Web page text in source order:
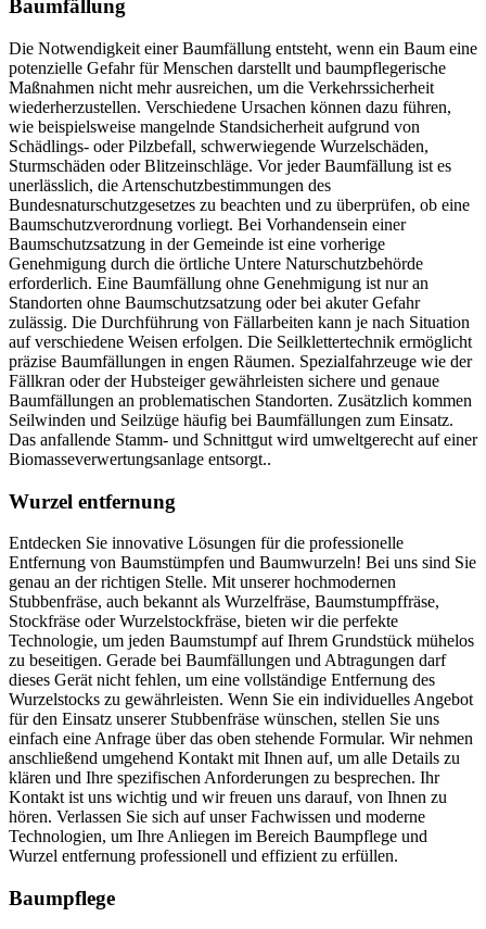
Baumfällung
Die Notwendigkeit einer Baumfällung entsteht, wenn ein Baum eine
potenzielle Gefahr für Menschen darstellt und baumpflegerische
Maßnahmen nicht mehr ausreichen, um die Verkehrssicherheit
wiederherzustellen. Verschiedene Ursachen können dazu führen,
wie beispielsweise mangelnde Standsicherheit aufgrund von
Schädlings- oder Pilzbefall, schwerwiegende Wurzelschäden,
Sturmschäden oder Blitzeinschläge. Vor jeder Baumfällung ist es
unerlässlich, die Artenschutzbestimmungen des
Bundesnaturschutzgesetzes zu beachten und zu überprüfen, ob eine
Baumschutzverordnung vorliegt. Bei Vorhandensein einer
Baumschutzsatzung in der Gemeinde ist eine vorherige
Genehmigung durch die örtliche Untere Naturschutzbehörde
erforderlich. Eine Baumfällung ohne Genehmigung ist nur an
Standorten ohne Baumschutzsatzung oder bei akuter Gefahr
zulässig. Die Durchführung von Fällarbeiten kann je nach Situation
auf verschiedene Weisen erfolgen. Die Seilklettertechnik ermöglicht
präzise Baumfällungen in engen Räumen. Spezialfahrzeuge wie der
Fällkran oder der Hubsteiger gewährleisten sichere und genaue
Baumfällungen an problematischen Standorten. Zusätzlich kommen
Seilwinden und Seilzüge häufig bei Baumfällungen zum Einsatz.
Das anfallende Stamm- und Schnittgut wird umweltgerecht auf einer
Biomasseverwertungsanlage entsorgt..
Wurzel entfernung
Entdecken Sie innovative Lösungen für die professionelle
Entfernung von Baumstümpfen und Baumwurzeln! Bei uns sind Sie
genau an der richtigen Stelle. Mit unserer hochmodernen
Stubbenfräse, auch bekannt als Wurzelfräse, Baumstumpffräse,
Stockfräse oder Wurzelstockfräse, bieten wir die perfekte
Technologie, um jeden Baumstumpf auf Ihrem Grundstück mühelos
zu beseitigen. Gerade bei Baumfällungen und Abtragungen darf
dieses Gerät nicht fehlen, um eine vollständige Entfernung des
Wurzelstocks zu gewährleisten. Wenn Sie ein individuelles Angebot
für den Einsatz unserer Stubbenfräse wünschen, stellen Sie uns
einfach eine Anfrage über das oben stehende Formular. Wir nehmen
anschließend umgehend Kontakt mit Ihnen auf, um alle Details zu
klären und Ihre spezifischen Anforderungen zu besprechen. Ihr
Kontakt ist uns wichtig und wir freuen uns darauf, von Ihnen zu
hören. Verlassen Sie sich auf unser Fachwissen und moderne
Technologien, um Ihre Anliegen im Bereich Baumpflege und
Wurzel entfernung professionell und effizient zu erfüllen.
Baumpflege